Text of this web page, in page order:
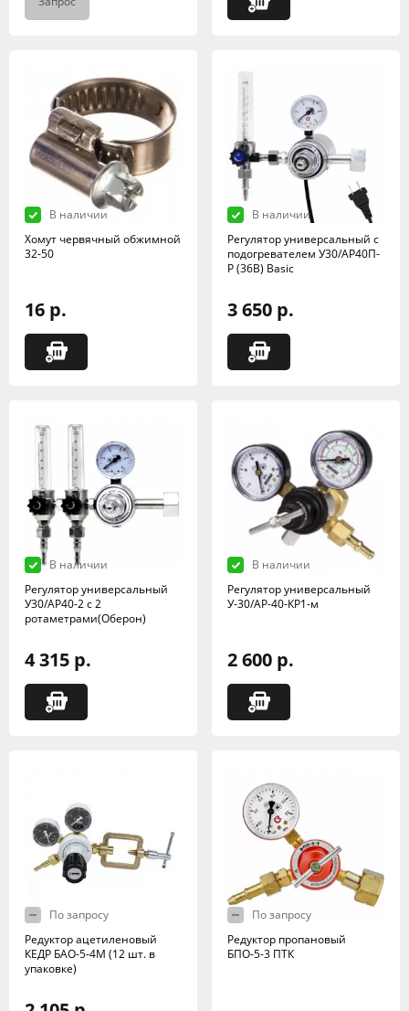
В наличии
Хомут червячный обжимной
32-50
16 р.
В наличии
Регулятор универсальный с
подогревателем У30/АР40П-
Р (36В) Basic
3 650 р.
В наличии
Регулятор универсальный
У30/АР40-2 с 2
ротаметрами(Оберон)
4 315 р.
В наличии
Регулятор универсальный
У-30/АР-40-КР1-м
2 600 р.
По запросу
Редуктор ацетиленовый
КЕДР БАО-5-4М (12 шт. в
упаковке)
По запросу
Редуктор пропановый
БПО-5-3 ПТК